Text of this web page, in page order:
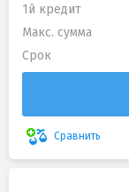
1й кредит
Макс. сумма
Срок
Сравнить